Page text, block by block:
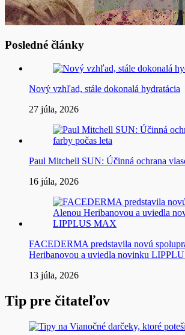
Posledné články
Nový vzhľad, stále dokonalá hydratácia
27 júla, 2026
Paul Mitchell SUN: Účinná ochrana
16 júla, 2026
FACEDERMA predstavila novú
Heribanovou a uviedla novinku
13 júla, 2026
Tip pre čitateľov